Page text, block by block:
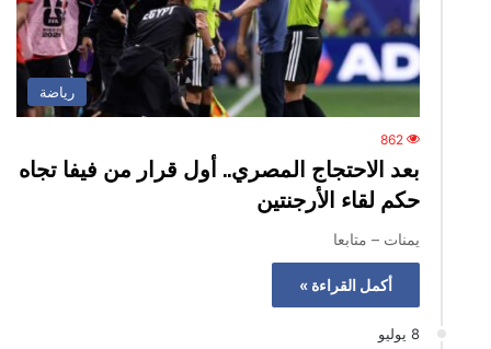
رياضة
862
بعد الاحتجاج المصري.. أول قرار من فيفا تجاه
حكم لقاء الأرجنتين
يمنات – متابعا
أكمل القراءة »
8 يوليو